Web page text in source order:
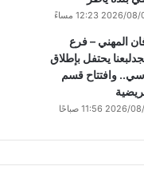
المهني – فرع
يحتفل بإطلاق
وافتتاح قسم